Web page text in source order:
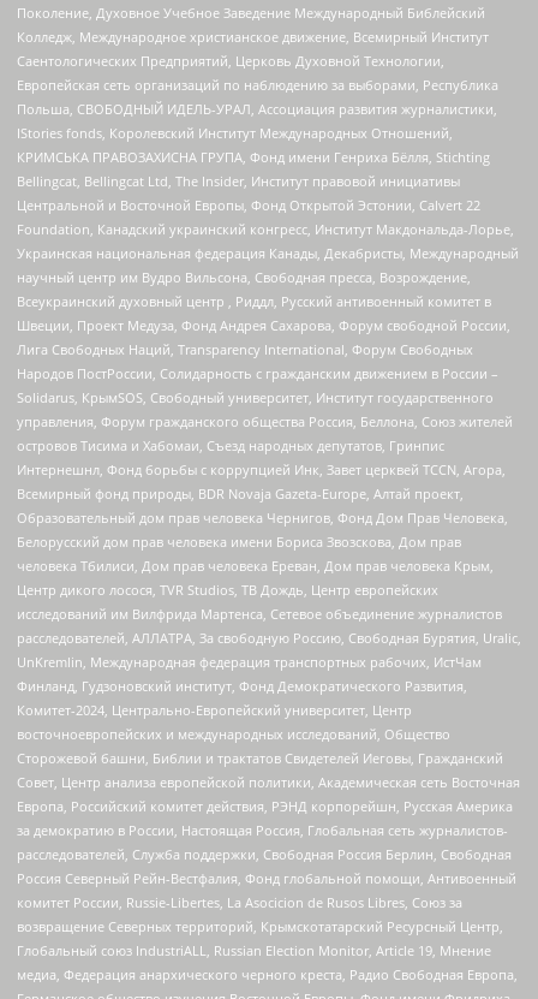
Поколение, Духовное Учебное Заведение Международный Библейский
Колледж, Международное христианское движение, Всемирный Институт
Саентологических Предприятий, Церковь Духовной Технологии,
Европейская сеть организаций по наблюдению за выборами, Республика
Польша, СВОБОДНЫЙ ИДЕЛЬ-УРАЛ, Ассоциация развития журналистики,
IStories fonds, Королевский Институт Международных Отношений,
КРИМСЬКА ПРАВОЗАХИСНА ГРУПА, Фонд имени Генриха Бёлля, Stichting
Bellingcat, Bellingcat Ltd, The Insider, Институт правовой инициативы
Центральной и Восточной Европы, Фонд Открытой Эстонии, Calvert 22
Foundation, Канадский украинский конгресс, Институт Макдональда-Лорье,
Украинская национальная федерация Канады, Декабристы, Международный
научный центр им Вудро Вильсона, Свободная пресса, Возрождение,
Всеукраинский духовный центр , Риддл, Русский антивоенный комитет в
Швеции, Проект Медуза, Фонд Андрея Сахарова, Форум свободной России,
Лига Свободных Наций, Transparеncy International, Форум Свободных
Народов ПостРоссии, Солидарность с гражданским движением в России –
Solidarus, КрымSOS, Свободный университет, Институт государственного
управления, Форум гражданского общества Россия, Беллона, Союз жителей
островов Тисима и Хабомаи, Съезд народных депутатов, Гринпис
Интернешнл, Фонд борьбы с коррупцией Инк, Завет церквей TCCN, Агора,
Всемирный фонд природы, BDR Novaja Gazeta-Europe, Алтай проект,
Образовательный дом прав человека Чернигов, Фонд Дом Прав Человека,
Белорусский дом прав человека имени Бориса Звозскова, Дом прав
человека Тбилиси, Дом прав человека Ереван, Дом прав человека Крым,
Центр дикого лосося, TVR Studios, ТВ Дождь, Центр европейских
исследований им Вилфрида Мартенса, Сетевое объединение журналистов
расследователей, АЛЛАТРА, За свободную Россию, Свободная Бурятия, Uralic,
UnKremlin, Международная федерация транспортных рабочих, ИстЧам
Финланд, Гудзоновский институт, Фонд Демократического Развития,
Комитет-2024, Центрально-Европейский университет, Центр
восточноевропейских и международных исследований, Общество
Сторожевой башни, Библии и трактатов Свидетелей Иеговы, Гражданский
Совет, Центр анализа европейской политики, Академическая сеть Восточная
Европа, Российский комитет действия, РЭНД корпорейшн, Русская Америка
за демократию в России, Настоящая Россия, Глобальная сеть журналистов-
расследователей, Служба поддержки, Свободная Россия Берлин, Свободная
Россия Северный Рейн-Вестфалия, Фонд глобальной помощи, Антивоенный
комитет России, Russie-Libertes, La Asocicion de Rusos Libres, Союз за
возвращение Северных территорий, Крымскотатарский Ресурсный Центр,
Глобальный союз IndustriALL, Russian Election Monitor, Article 19, Мнение
медиа, Федерация анархического черного креста, Радио Свободная Европа,